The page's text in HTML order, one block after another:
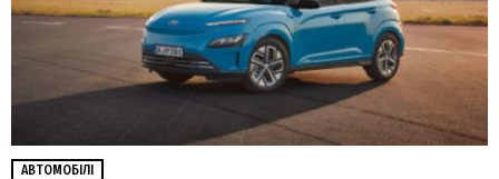
АВТОМОБІЛІ